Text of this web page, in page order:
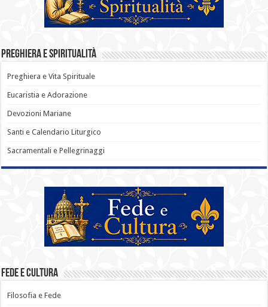
Preghiera e Spiritualità
Preghiera e Vita Spirituale
Eucaristia e Adorazione
Devozioni Mariane
Santi e Calendario Liturgico
Sacramentali e Pellegrinaggi
Fede e Cultura
Filosofia e Fede